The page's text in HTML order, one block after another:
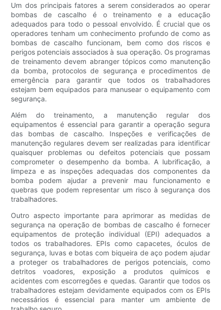
Um dos principais fatores a serem considerados ao operar
bombas de cascalho é o treinamento e a educação
adequados para todo o pessoal envolvido. É crucial que os
operadores tenham um conhecimento profundo de como as
bombas de cascalho funcionam, bem como dos riscos e
perigos potenciais associados à sua operação. Os programas
de treinamento devem abranger tópicos como manutenção
da bomba, protocolos de segurança e procedimentos de
emergência para garantir que todos os trabalhadores
estejam bem equipados para manusear o equipamento com
segurança.
Além do treinamento, a manutenção regular dos
equipamentos é essencial para garantir a operação segura
das bombas de cascalho. Inspeções e verificações de
manutenção regulares devem ser realizadas para identificar
quaisquer problemas ou defeitos potenciais que possam
comprometer o desempenho da bomba. A lubrificação, a
limpeza e as inspeções adequadas dos componentes da
bomba podem ajudar a prevenir mau funcionamento e
quebras que podem representar um risco à segurança dos
trabalhadores.
Outro aspecto importante para aprimorar as medidas de
segurança na operação de bombas de cascalho é fornecer
equipamentos de proteção individual (EPI) adequados a
todos os trabalhadores. EPIs como capacetes, óculos de
segurança, luvas e botas com biqueira de aço podem ajudar
a proteger os trabalhadores de perigos potenciais, como
detritos voadores, exposição a produtos químicos e
acidentes com escorregões e quedas. Garantir que todos os
trabalhadores estejam devidamente equipados com os EPIs
necessários é essencial para manter um ambiente de